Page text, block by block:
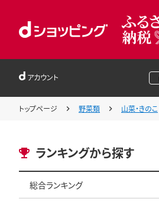
アカウント
トップページ 野菜類 山菜・きのこ
ランキングから探す
総合ランキング